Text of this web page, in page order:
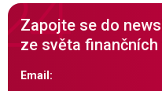
Zapojte se do
ze světa finančních
Email: